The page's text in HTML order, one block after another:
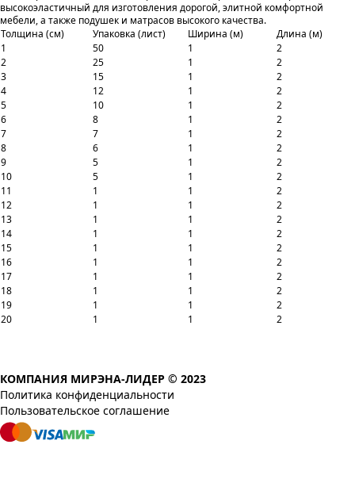
высокоэластичный для изготовления дорогой, элитной комфортной
мебели, а также подушек и матрасов высокого качества.
Толщина (см)
Упаковка (лист) Ширина (м)
Длина (м)
1
50 1
2
2
25 1
2
3
15 1
2
4
12 1
2
5
10 1
2
6
8 1
2
7
7 1
2
8
6 1
2
9
5 1
2
10
5 1
2
11
1 1
2
12
1 1
2
13
1 1
2
14
1 1
2
15
1 1
2
16
1 1
2
17
1 1
2
18
1 1
2
19
1 1
2
20
1 1 2
КОМПАНИЯ МИРЭНА-ЛИДЕР © 2023
Политика конфиденциальности
Пользовательское соглашение